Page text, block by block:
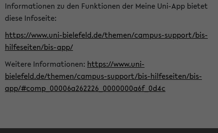
Informationen zu den Funktionen der Meine Uni-App bietet
diese Infoseite:
https://www.uni-bielefeld.de/themen/campus-support/bis-
hilfeseiten/bis-app/
Weitere Informationen: https://www.uni-
bielefeld.de/themen/campus-support/bis-hilfeseiten/bis-
app/#comp_00006a262226_0000000a6f_0d4c